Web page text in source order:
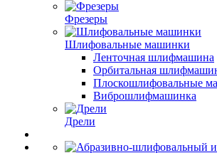
Фрезеры
Шлифовальные машинки
Ленточная шлифмашина
Орбитальная
Плоскошлифовальные
Виброшлифмашинка
Дрели